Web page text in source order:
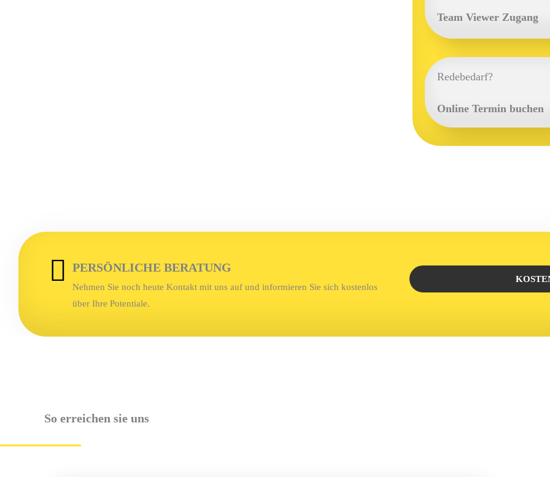
Team Viewer Zugang
Redebedarf?
Online Termin buchen
PERSÖNLICHE BERATUNG
Nehmen Sie noch heute Kontakt mit uns auf und informieren Sie sich kostenlos
über Ihre Potentiale.
So erreichen sie uns